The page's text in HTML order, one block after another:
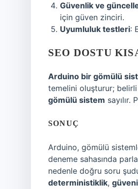
Güvenlik ve
için güven zinciri.
Uyumluluk testleri:
SEO DOSTU
Arduino bir gömülü
temelini oluşturur;
gömülü sistem
SONUÇ
Arduino, gömülü
deneme sahasında
nedenle doğru soru
deterministiklik,